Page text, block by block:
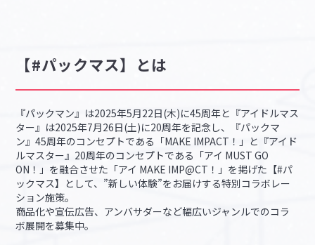
【#パックマス】とは
『パックマン』は2025年5月22日(木)に45周年と『アイドルマス
ター』は2025年7月26日(土)に20周年を記念し、『パックマ
ン』45周年のコンセプトである「MAKE IMPACT！」と『アイド
ルマスター』20周年のコンセプトである「アイ MUST GO
ON！」を融合させた「アイ MAKE IMP@CT！」を掲げた【#パ
ックマス】として、”新しい体験”をお届けする特別コラボレー
ション施策。
商品化や宣伝広告、アンバサダーなど幅広いジャンルでのコラ
ボ展開を募集中。